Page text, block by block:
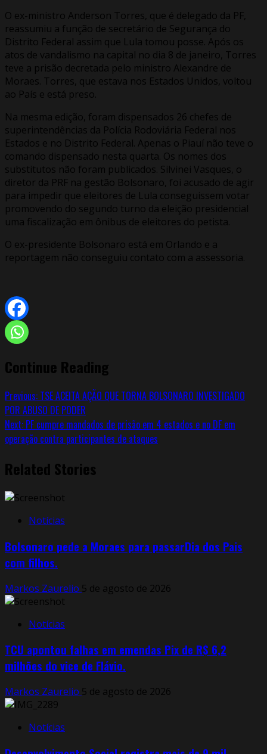
O ex-ministro Anderson Torres, que é delegado da PF,
reassumiu a função de secretário de Segurança do
Distrito Federal assim que Lula tomou posse. Após os
atos de vandalismo na capital no dia 8 de janeiro, Torres
teve a prisão decretada pelo ministro Alexandre de
Moraes. Torres, que estava nos Estados Unidos, voltou
ao País e está preso.
Na mesma edição, foram dispensados 26 chefes de
superintendências da Polícia Rodoviária Federal nos
Estados e no Distrito Federal. Apenas o Piauí não teve o
comando dispensado nesta quarta. Os nomes dos
substitutos não foram publicados. Silvinei Vasques, o
diretor da PRF na gestão Bolsonaro, foi acusado de agir
para impedir que eleitores de Lula conseguissem votar
promovendo do segundo turno da eleição presidencial
uma fiscalização em ônibus de eleitores do petista.
O ex-presidente Bolsonaro está em Orlando e a
reportagem não conseguiu contato com a assessoria.
Continue Reading
Previous: TSE ACEITA AÇÃO QUE TORNA BOLSONARO INVESTIGADO
POR ABUSO DE PODER
Next: PF cumpre mandados de prisão em 4 estados e no DF em
operação contra participantes de ataques
Related Stories
Notícias
Bolsonaro pede a Moraes para passarDia dos Pais
com filhos.
Markos Zaurelio 5 de agosto de 2026
Notícias
TCU apontou falhas em emendas Pix de R$ 6,2
milhões do vice de Flávio.
Markos Zaurelio 5 de agosto de 2026
Notícias